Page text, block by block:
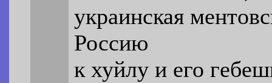
украинская
Россию
к хуйлу и его